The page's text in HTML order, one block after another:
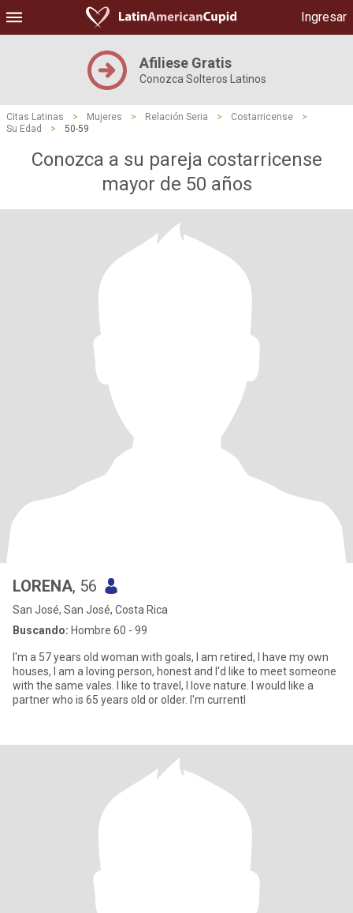
Ingresar
Afiliese Gratis
Conozca Solteros Latinos
Citas Latinas > Mujeres > Relación Seria > Costarricense
>
Su Edad
> 50-59
Conozca a su pareja costarricense
mayor de 50 años
LORENA, 56
San José, San José, Costa Rica
Buscando: Hombre 60 - 99
I'm a 57 years old woman with goals, I am retired, I have my own
houses, I am a loving person, honest and I'd like to meet someone
with the same vales. I like to travel, I love nature. I would like a
partner who is 65 years old or older. I'm currentl